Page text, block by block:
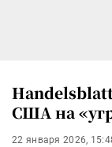
США на
22 января 2026,